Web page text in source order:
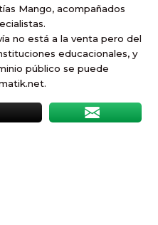
Mango, acompañados
no está a la venta pero del
educacionales, y
público se puede
.